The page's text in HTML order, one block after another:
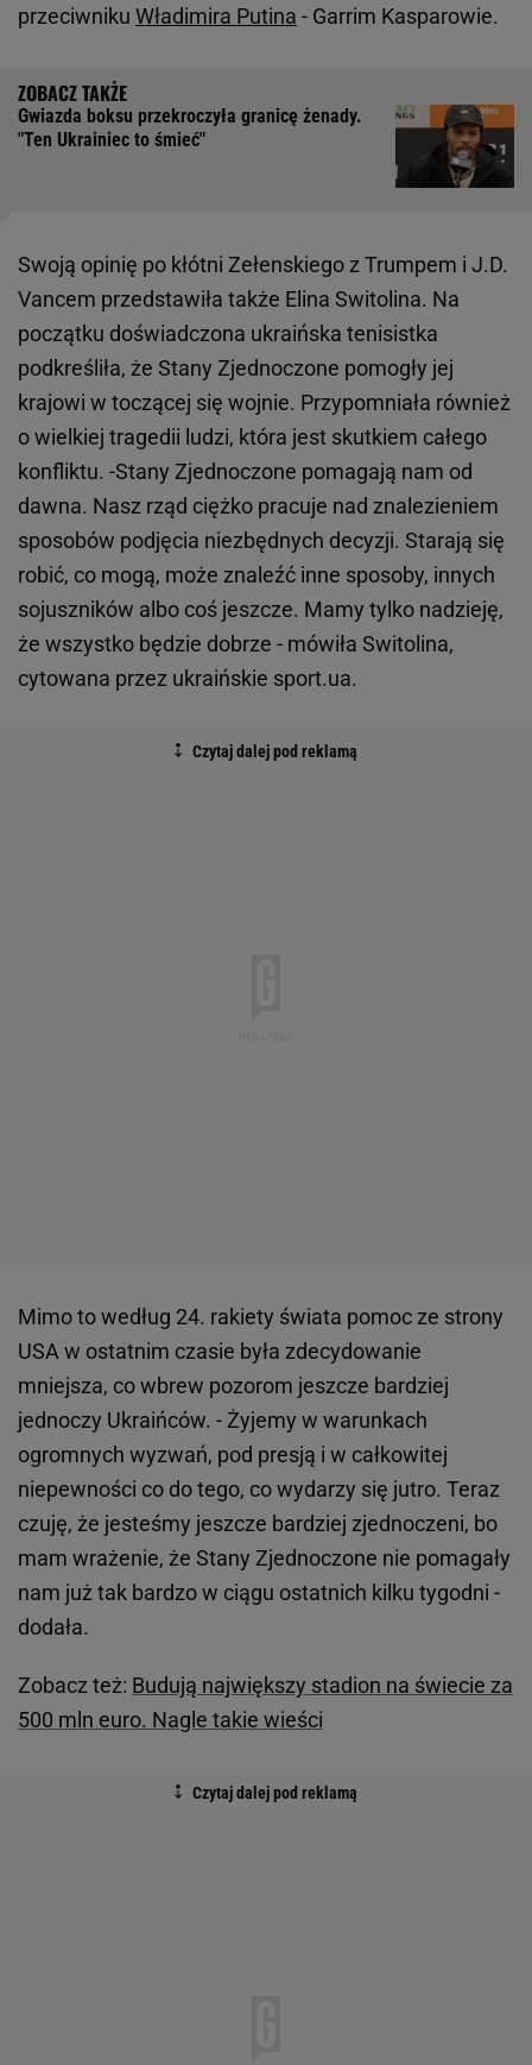
przeciwniku Władimira Putina - Garrim Kasparowie.
Gwiazda boksu przekroczyła granicę żenady.
"Ten Ukrainiec to śmieć"
Swoją opinię po kłótni Zełenskiego z Trumpem i J.D.
Vancem przedstawiła także Elina Switolina. Na
początku doświadczona ukraińska tenisistka
podkreśliła, że Stany Zjednoczone pomogły jej
krajowi w toczącej się wojnie. Przypomniała również
o wielkiej tragedii ludzi, która jest skutkiem całego
konfliktu. -Stany Zjednoczone pomagają nam od
dawna. Nasz rząd ciężko pracuje nad znalezieniem
sposobów podjęcia niezbędnych decyzji. Starają się
robić, co mogą, może znaleźć inne sposoby, innych
sojuszników albo coś jeszcze. Mamy tylko nadzieję,
że wszystko będzie dobrze - mówiła Switolina,
cytowana przez ukraińskie sport.ua.
Mimo to według 24. rakiety świata pomoc ze strony
USA w ostatnim czasie była zdecydowanie
mniejsza, co wbrew pozorom jeszcze bardziej
jednoczy Ukraińców. - Żyjemy w warunkach
ogromnych wyzwań, pod presją i w całkowitej
niepewności co do tego, co wydarzy się jutro. Teraz
czuję, że jesteśmy jeszcze bardziej zjednoczeni, bo
mam wrażenie, że Stany Zjednoczone nie pomagały
nam już tak bardzo w ciągu ostatnich kilku tygodni -
dodała.
Zobacz też: Budują największy stadion na świecie za
500 mln euro. Nagle takie wieści